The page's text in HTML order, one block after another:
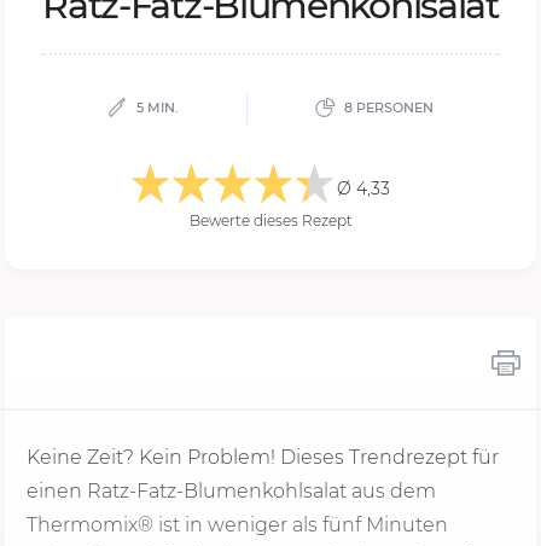
5 MIN. 8 PERSONEN
Ø 4,33
Bewerte dieses Rezept
Keine Zeit? Kein Problem! Dieses Trendrezept für
einen Ratz-Fatz-Blumenkohlsalat aus dem
Thermomix® ist in weniger als fünf Minuten